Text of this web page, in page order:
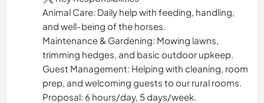
​Animal Care: Daily help with feeding, handling,
and well-being of the horses.
​Maintenance & Gardening: Mowing lawns,
trimming hedges, and basic outdoor upkeep.
​Guest Management: Helping with cleaning, room
prep, and welcoming guests to our rural rooms.
Proposal: 6 hours/day, 5 days/week.